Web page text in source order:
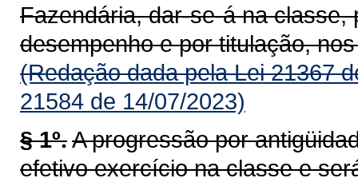
Fazendária, dar-se-á na classe,
desempenho e por titulação,
(Redação dada pela Lei 21367
21584 de 14/07/2023)
§ 1º.A progressão por
efetivo exercício na classe e